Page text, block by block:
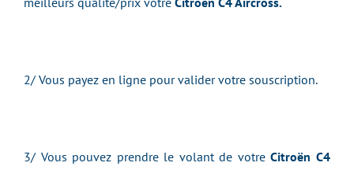
2/ Vous payez en ligne pour valider votre souscription.
3/ Vous pouvez prendre le volant de votreCitroën C4